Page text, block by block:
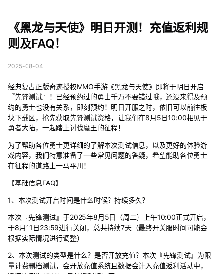
《黑龙与天使》明日开测！充值返利规
则及FAQ！
2025-08-04
经典复古正版奇迹授权MMO手游《黑龙与天使》即将于明日开启
『先锋测试』！已经预约过的勇士千万不要错过哦，还没来得及预
约的勇士也没有关系，即刻预约！明日开服之时，依旧可以前往板
块下载区，抢先获取先锋测试资格，让我们在8月5日10:00相见于
勇者大陆，一起踏上讨伐魔王的征程！
为了帮助各位勇士更详细的了解本次测试信息，以及更好的体验游
戏内容，我们特意准备了一些常见问题的答疑，希望能助各位勇士
在征程的道路上一马平川！
【基础信息FAQ】
1、本次测试开启时间是什么时候？持续多久？
本次『先锋测试』于2025年8月5日（周二）上午10:00正式开启，
于8月11日23:59进行关闭，总共持续7天（最终开关服时间可能会
根据实际情况进行调整）
2、本次测试的类型是什么？是否开放充值？本次『先锋测试』为限
量计费删档测试，会开放充值系统且数据会计入充值返利活动中，